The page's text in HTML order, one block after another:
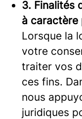
3. Finalités
à caractère
Lorsque la
votre
traiter vos
ces fins.
nous
juridiques